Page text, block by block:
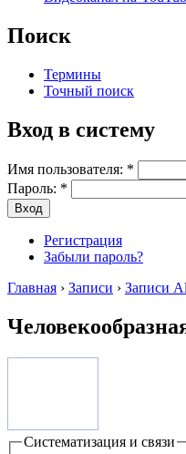
Поиск
Термины
Точный поиск
Вход в систему
Имя пользователя: *
Пароль: *
Регистрация
Забыли пароль?
Главная › Записи › Записи
Систематизация и связи